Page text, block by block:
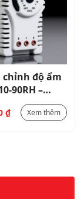
chỉnh độ ẩm
90RH –
₫ Xem thêm